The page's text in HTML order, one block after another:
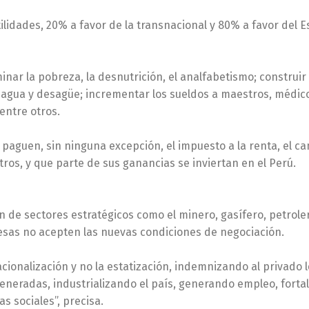
20% a favor de la transnacional y 80% a favor del
la pobreza, la desnutrición, el analfabetismo; construir
y desagüe; incrementar los sueldos a maestros,
otros.
sin ninguna excepción, el impuesto a la renta, el
y que parte de sus ganancias se inviertan en el Perú.
de sectores estratégicos como el minero, gasífero,
no acepten las nuevas condiciones de negociación.
y no la estatización, indemnizando al privado
industrializando el país, generando empleo,
sociales”, precisa.